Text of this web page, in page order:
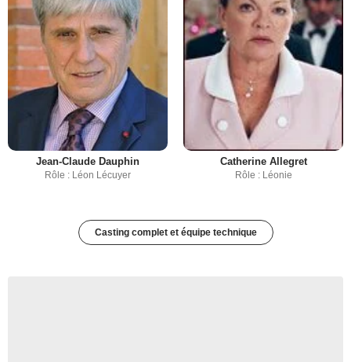
Jean-Claude Dauphin
Rôle : Léon Lécuyer
Catherine Allegret
Rôle : Léonie
Casting complet et équipe technique